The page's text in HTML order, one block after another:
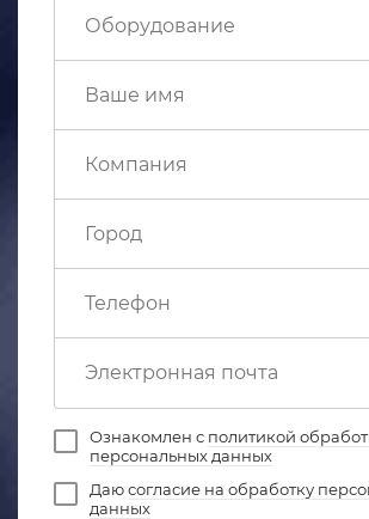
Ознакомлен с политикой
персональных данных
Даюсогласие на обработку
данных